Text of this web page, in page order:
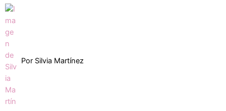
Por Silvia Martínez